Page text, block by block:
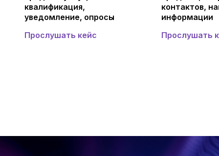
квалификация,
уведомление, опросы
Прослушать кейс
контактов,
информации
Прослушать